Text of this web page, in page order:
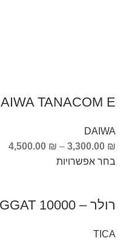
TANACOM E
DAIWA
3,300.00 ₪
–
4,500.00 ₪
בחר אפשרויות
רולר – TICA GGAT 10000
TICA